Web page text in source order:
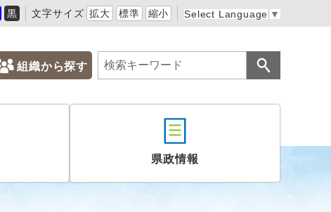
黒 文字サイズ 拡大 標準 縮小 Select Language ▼
組織から探す
県政情報